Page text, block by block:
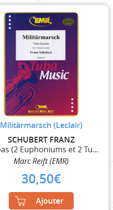
Militärmarsch (Leclair)
SCHUBERT FRANZ
4 Tubas (2 Euphoniums et 2 Tubas)
Marc Reift (EMR)
30,50€
Ajouter